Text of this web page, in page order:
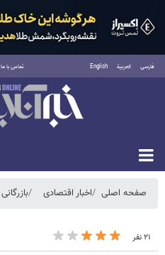
فارسی العربية English تماس با ما
شنبه ۱۷ مرداد ۱۴۰۵
صفحه اصلی اخبار اقتصادی بازرگانی
۲۱ نفر